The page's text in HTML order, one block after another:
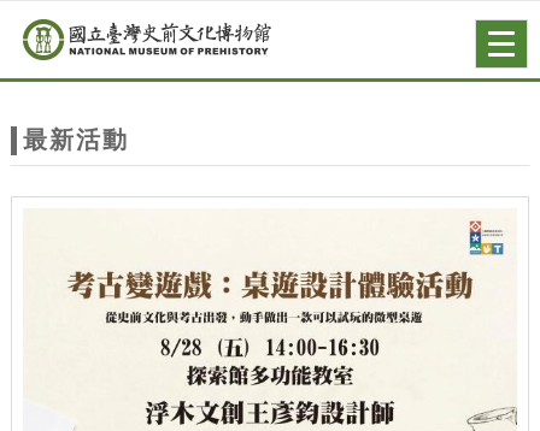
站
主
跳到主要內容
網站導覽
最新活動